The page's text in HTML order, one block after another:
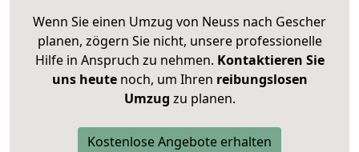
Wenn Sie einen Umzug von Neuss nach Gescher
planen, zögern Sie nicht, unsere professionelle
Hilfe in Anspruch zu nehmen. Kontaktieren Sie
uns heutenoch, um Ihren reibungslosen
Umzug zu planen.
Kostenlose Angebote erhalten